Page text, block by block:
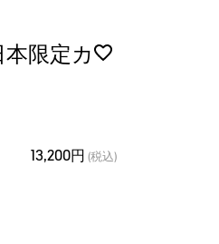
限定カ
13,200円 (税込)